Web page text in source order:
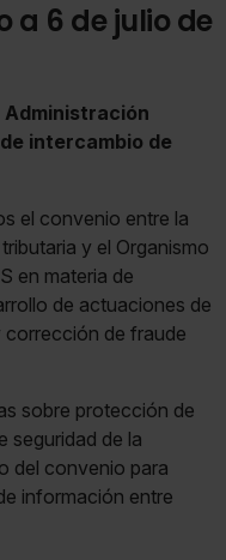
a 6 de julio de
intercambio de
el convenio entre la
y el Organismo
en materia de
de actuaciones de
de fraude
sobre protección de
seguridad de la
del convenio para
información entre